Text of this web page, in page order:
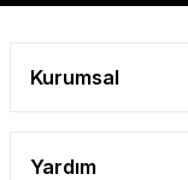
Kurumsal
Yardım